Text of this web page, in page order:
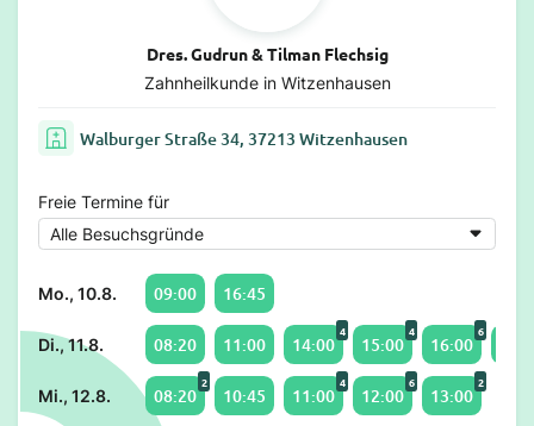
Dres. Gudrun & Tilman Flechsig
Zahnheilkunde in Witzenhausen
Walburger Straße 34, 37213 Witzenhausen
Freie Termine für
Mo., 10.8. 09:00 16:45
Di., 11.8. 08:20 11:00 14:00
4
15:00
4
16:00
6
Mi., 12.8. 08:20
2
10:45 11:00
4
12:00
6
13:00
2